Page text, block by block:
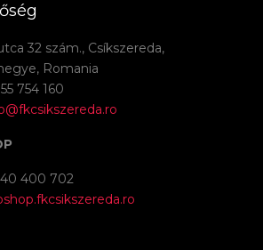
32 szám., Csíkszereda,
Romania
754 160
400 702